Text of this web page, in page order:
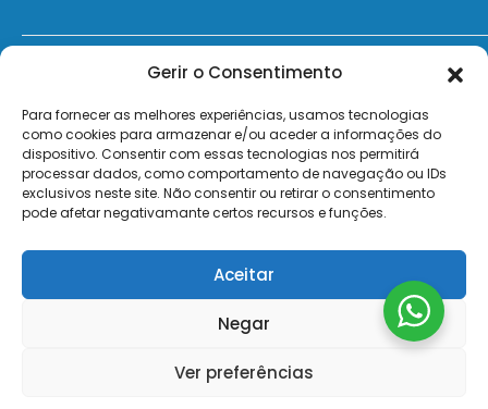
Gerir o Consentimento
Para fornecer as melhores experiências, usamos tecnologias
como cookies para armazenar e/ou aceder a informações do
dispositivo. Consentir com essas tecnologias nos permitirá
processar dados, como comportamento de navegação ou IDs
exclusivos neste site. Não consentir ou retirar o consentimento
pode afetar negativamante certos recursos e funções.
Aceitar
Negar
Ver preferências
© 2026 - ElectroMatos - Todos os direitos reservados.
Site by VC.
Pagamentos Seguros MB | MB WAY | Transferência Bancária | Payshop | Visa | Mastercard | Visa